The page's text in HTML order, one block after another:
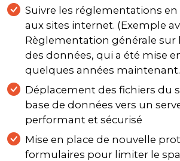
Suivre les réglementations en
aux sites internet. (Exemple
Règlementation générale sur
des données, qui a été mise
quelques années
Déplacement des fichiers du
base de données vers un
performant et sécurisé
Mise en place de nouvelle
formulaires pour limiter le